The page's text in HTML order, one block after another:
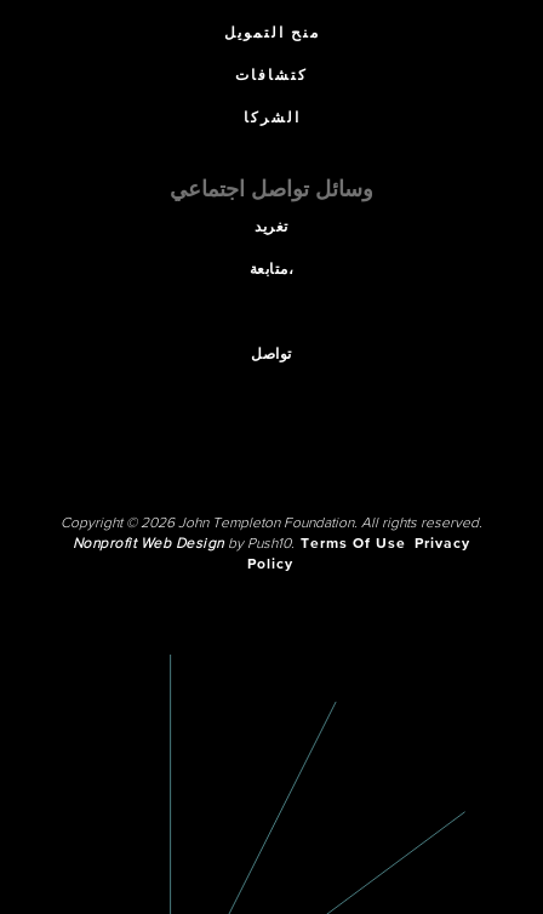
منح التمويل
كتشافات
الشركا
وسائل تواصل اجتماعي
تغريد
متابعة،
تواصل
Copyright © 2026 John Templeton Foundation. All rights reserved.
Nonprofit Web Designby Push10. Terms Of Use
Privacy
Policy